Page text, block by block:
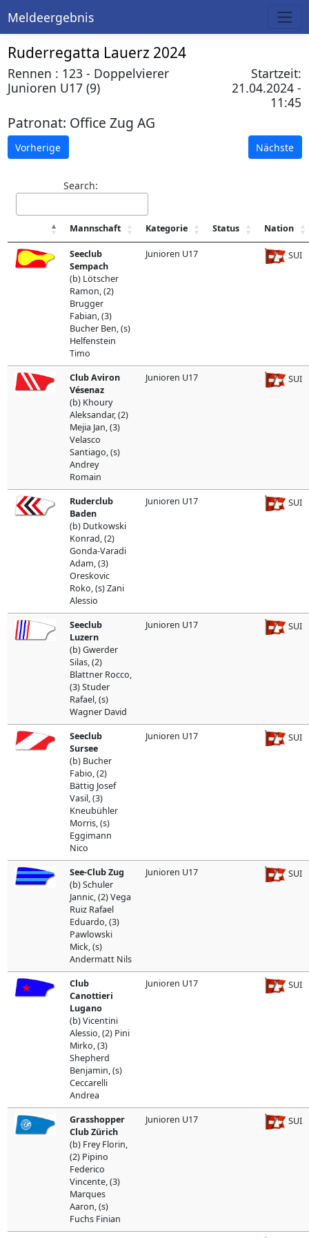
Meldeergebnis
Ruderregatta Lauerz 2024
Rennen : 123 - Doppelvierer
Junioren U17 (9)
Startzeit:
21.04.2024 -
11:45
Patronat: Office Zug AG
Vorherige Nächste
Search:
Mannschaft Kategorie Status Nation
Seeclub
Sempach
(b) Lötscher
Ramon, (2)
Brugger
Fabian, (3)
Bucher Ben, (s)
Helfenstein
Timo
Junioren U17 SUI
Club Aviron
Vésenaz
(b) Khoury
Aleksandar, (2)
Mejia Jan, (3)
Velasco
Santiago, (s)
Andrey
Romain
Junioren U17 SUI
Ruderclub
Baden
(b) Dutkowski
Konrad, (2)
Gonda-Varadi
Adam, (3)
Oreskovic
Roko, (s) Zani
Alessio
Junioren U17 SUI
Seeclub
Luzern
(b) Gwerder
Silas, (2)
Blattner Rocco,
(3) Studer
Rafael, (s)
Wagner David
Junioren U17 SUI
Seeclub
Sursee
(b) Bucher
Fabio, (2)
Bättig Josef
Vasil, (3)
Kneubühler
Morris, (s)
Eggimann
Nico
Junioren U17 SUI
See-Club Zug
(b) Schuler
Jannic, (2) Vega
Ruiz Rafael
Eduardo, (3)
Pawlowski
Mick, (s)
Andermatt Nils
Junioren U17 SUI
Club
Canottieri
Lugano
(b) Vicentini
Alessio, (2) Pini
Mirko, (3)
Shepherd
Benjamin, (s)
Ceccarelli
Andrea
Junioren U17 SUI
Grasshopper
Club Zürich
(b) Frey Florin,
(2) Pipino
Federico
Vincente, (3)
Marques
Aaron, (s)
Fuchs Finian
Junioren U17 SUI